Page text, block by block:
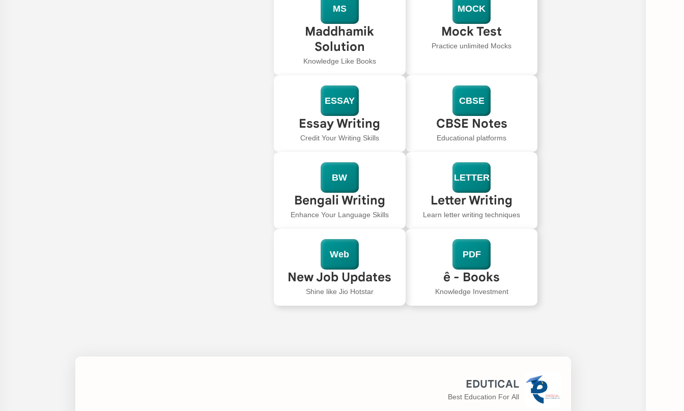
MOCK
Mock Test
Practice unlimited Mocks
MS
Maddhamik
Solution
Knowledge Like Books
CBSE
CBSE Notes
Educational platforms
ESSAY
Essay Writing
Credit Your Writing Skills
LETTER
Letter Writing
Learn letter writing techniques
BW
Bengali Writing
Enhance Your Language Skills
PDF
ê - Books
Knowledge Investment
Web
New Job Updates
Shine like Jio Hotstar
EDUTICAL
Best Education For All